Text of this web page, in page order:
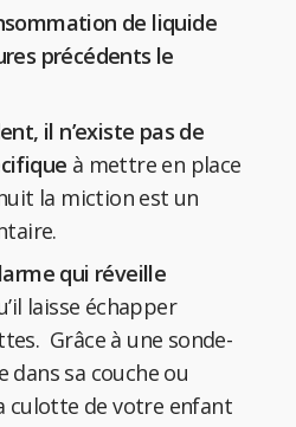
de liquide
précédents le
il n’existe pas de
à mettre en place
la miction est un
qui réveille
laisse échapper
Grâce à une sonde-
dans sa couche ou
culotte de votre enfant